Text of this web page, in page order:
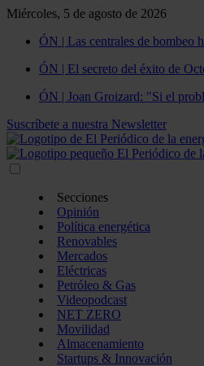
Miércoles, 5 de agosto de 2026
ÓN | Las centrales de bombeo
ÓN | El secreto del éxito de
ÓN | Joan Groizard: "Si el
Suscríbete a nuestra Newsletter
Secciones
Opinión
Política energética
Renovables
Mercados
Eléctricas
Petróleo & Gas
Videopodcast
NET ZERO
Movilidad
Almacenamiento
Startups & Innovación